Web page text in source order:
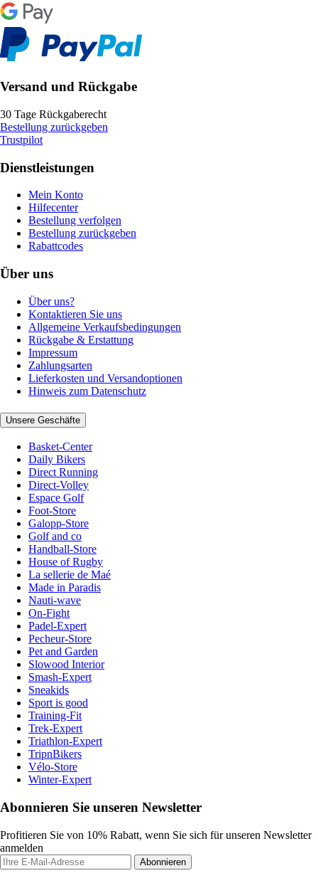
Versand und Rückgabe
30 Tage Rückgaberecht
Bestellung zurückgeben
Trustpilot
Dienstleistungen
Mein Konto
Hilfecenter
Bestellung verfolgen
Bestellung zurückgeben
Rabattcodes
Über uns
Über uns?
Kontaktieren Sie uns
Allgemeine Verkaufsbedingungen
Rückgabe & Erstattung
Impressum
Zahlungsarten
Lieferkosten und Versandoptionen
Hinweis zum Datenschutz
Unsere Geschäfte
Basket-Center
Daily Bikers
Direct Running
Direct-Volley
Espace Golf
Foot-Store
Galopp-Store
Golf and co
Handball-Store
House of Rugby
La sellerie de Maé
Made in Paradis
Nauti-wave
On-Fight
Padel-Expert
Pecheur-Store
Pet and Garden
Slowood Interior
Smash-Expert
Sneakids
Sport is good
Training-Fit
Trek-Expert
Triathlon-Expert
TripnBikers
Vélo-Store
Winter-Expert
Abonnieren Sie unseren Newsletter
Profitieren Sie von 10% Rabatt, wenn Sie sich für unseren Newsletter
anmelden
Abonnieren